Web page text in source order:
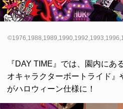
『DAY TIME』では、園内にあ
オキャラクターボートライド』
がハロウィーン仕様に！